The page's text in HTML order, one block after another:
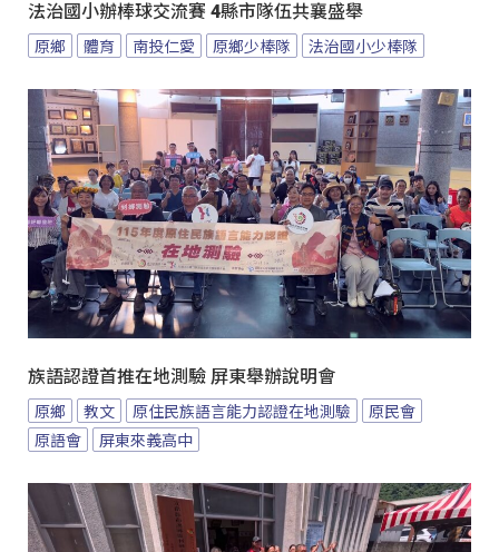
法治國小辦棒球交流賽 4縣市隊伍共襄盛舉
原鄉 體育 南投仁愛 原鄉少棒隊 法治國小少棒隊
族語認證首推在地測驗 屏東舉辦說明會
原鄉 教文 原住民族語言能力認證在地測驗
原民會
原語會
屏東來義高中